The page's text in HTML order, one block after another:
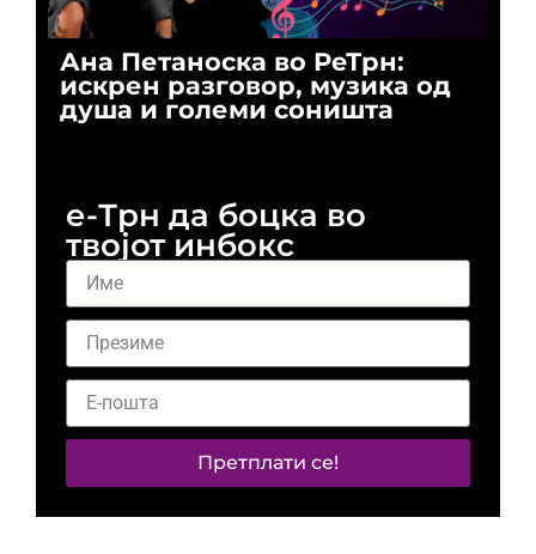
Ана Петаноска во РеТрн:
искрен разговор, музика од
душа и големи соништа
е-Трн да боцка во
твојот инбокс
Претплати се!